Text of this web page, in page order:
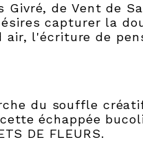
de Vent de
capturer la
l'écriture de
du souffle
échappée
DE FLEURS.